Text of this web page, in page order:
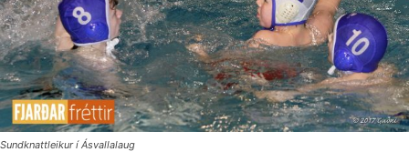
Sundknattleikur í Ásvallalaug